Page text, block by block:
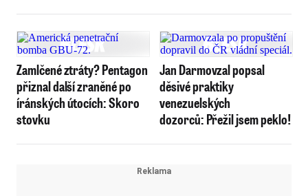
Zamlčené ztráty? Pentagon
přiznal další zraněné po
íránských útocích: Skoro
stovku
Jan Darmovzal popsal
děsivé praktiky
venezuelských
dozorců: Přežil jsem peklo!